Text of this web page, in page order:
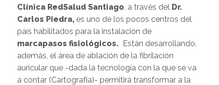
Clínica RedSalud Santiago, a través del Dr.
Carlos Piedra, es uno de los pocos centros del
país habilitados para la instalación de
marcapasos fisiológicos. Están desarrollando,
además, el área de ablación de la fibrilación
auricular que -dada la tecnología con la que se va
a contar (Cartografía)- permitirá transformar a la